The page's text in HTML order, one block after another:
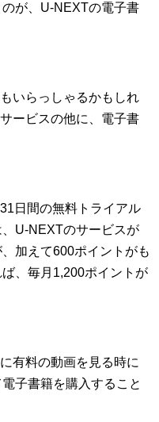
が、U-NEXTの電子書
いらっしゃるかもしれ
ービスの他に、電子書
日間の無料トライアル
U-NEXTのサービスが
加えて600ポイントがも
、毎月1,200ポイントが
有料の動画を見る時に
子書籍を購入すること